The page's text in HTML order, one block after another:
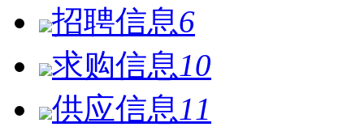
招聘信息6
求购信息 10
供应信息 11